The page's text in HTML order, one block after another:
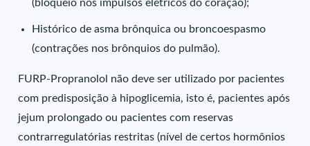
(bloqueio nos impulsos elétricos do coração);
Histórico de asma brônquica ou broncoespasmo
(contrações nos brônquios do pulmão).
FURP-Propranolol não deve ser utilizado por pacientes
com predisposição à hipoglicemia, isto é, pacientes após
jejum prolongado ou pacientes com reservas
contrarregulatórias restritas (nível de certos hormônios